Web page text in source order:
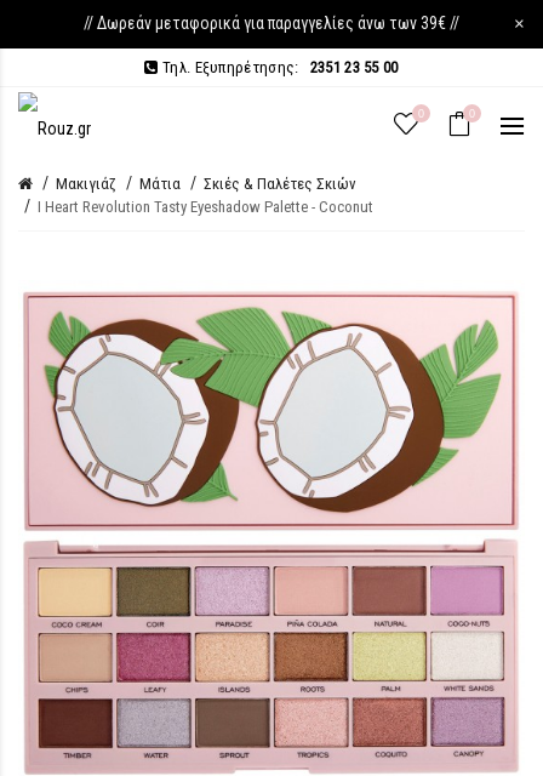
// Δωρεάν μεταφορικά για παραγγελίες άνω των 39€ // ×
Τηλ. Εξυπηρέτησης: 2351 23 55 00
0 0
Μακιγιάζ Μάτια
Σκιές & Παλέτες Σκιών
I Heart Revolution Tasty Eyeshadow Palette - Coconut